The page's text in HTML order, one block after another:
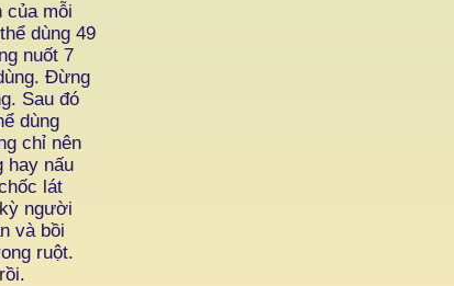
của mỗi
dùng 49
nuốt 7
Đừng
Sau đó
dùng
chỉ nên
hay nấu
lát
người
và bồi
ruột.